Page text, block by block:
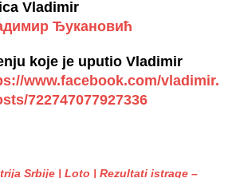
Vladimir
Ђукановић
koje je uputio Vladimir
www.facebook.com/vladimir.
722747077927336
Srbije | Loto | Rezultati istrage –